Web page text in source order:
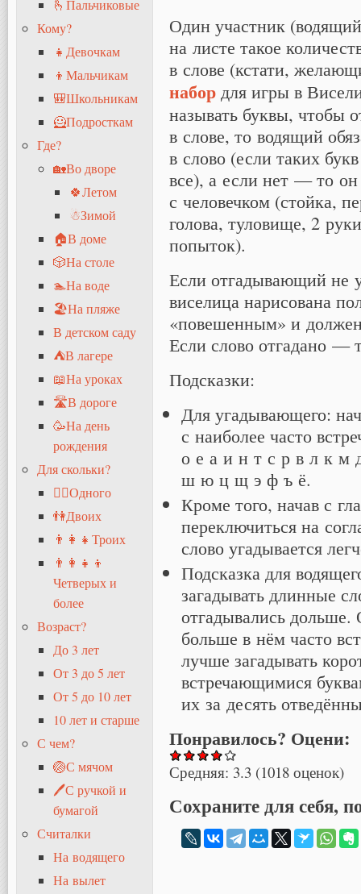
Один участник
на листе такое
в слове (кстати,
набор для игры в
называть буквы, чтобы
в слове, то водящий
в слово (если таких
все), а если нет — то
с человечком (стойка,
голова, туловище, 2
попыток).
Если отгадывающий не
виселица нарисована
«повешенным» и
Если слово отгадано —
Подсказки:
Для угадывающего:
с наиболее часто
о е а и н т с р в л к м
ш ю ц щ э ф ъ ё.
Кроме того, начав с
переключиться на
слово угадывается
Подсказка для
загадывать длинные
отгадывались
больше в нём часто
лучше загадывать
встречающимися
их за десять
Понравилось? Оцени:
Средняя: 3.3 (1018 оценок)
Сохраните для себя,
🫰Пальчиковые
Кому?
👧Девочкам
👦Мальчикам
🎒Школьникам
🦸Подросткам
Где?
🏡Во дворе
🍀Летом
☃Зимой
🏠В доме
🎲На столе
🏊На воде
🏖На пляже
В детском саду
⛺В лагере
📖На уроках
🛣В дороге
🥳На день
рождения
Для скольки?
🧍‍♂️Одного
👫Двоих
👨‍👩‍👧Троих
👨‍👩‍👧‍👦
Четверых и
более
Возраст?
До 3 лет
От 3 до 5 лет
От 5 до 10 лет
10 лет и старше
С чем?
🏐С мячом
🖊С ручкой и
бумагой
Считалки
На водящего
На вылет